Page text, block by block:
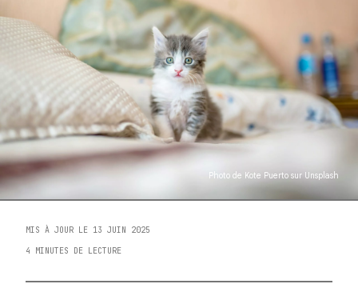
Photo de Kote Puerto sur Unsplash
MIS À JOUR LE 13 JUIN 2025
4 MINUTES DE LECTURE